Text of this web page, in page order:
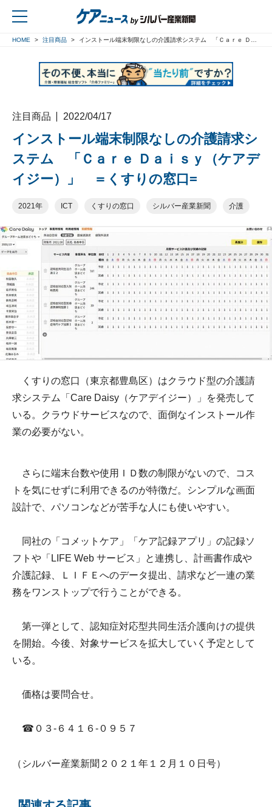
HOME 注目商品 インストール端末制限なしの介護請求システム 「Ｃａｒｅ Ｄａｉｓｙ（ケアデイジー）」 ＝くすりの窓口=
注目商品 2022/04/17
インストール端末制限なしの介護請求シ
ステム 「Ｃａｒｅ Ｄａｉｓｙ（ケアデ
イジー）」 ＝くすりの窓口=
2021年 ICT くすりの窓口 シルバー産業新聞 介護
くすりの窓口（東京都豊島区）はクラウド型の介護請
求システム「Care Daisy（ケアデイジー）」を発売して
いる。クラウドサービスなので、面倒なインストール作
業の必要がない。
さらに端末台数や使用ＩＤ数の制限がないので、コス
トを気にせずに利用できるのが特徴だ。シンプルな画面
設計で、パソコンなどが苦手な人にも使いやすい。
同社の「コメットケア」「ケア記録アプリ」の記録ソ
フトや「LIFE Web サービス」と連携し、計画書作成や
介護記録、ＬＩＦＥへのデータ提出、請求など一連の業
務をワンストップで行うことができる。
第一弾として、認知症対応型共同生活介護向けの提供
を開始。今後、対象サービスを拡大していく予定として
いる。
価格は要問合せ。
☎０３-６４１６-０９５７
（シルバー産業新聞２０２１年１２月１０日号）